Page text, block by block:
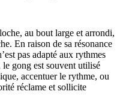
au bout large et arrondi,
En raison de sa résonance
pas adapté aux rythmes
le gong est souvent utilisé
accentuer le rythme, ou
réclame et sollicite